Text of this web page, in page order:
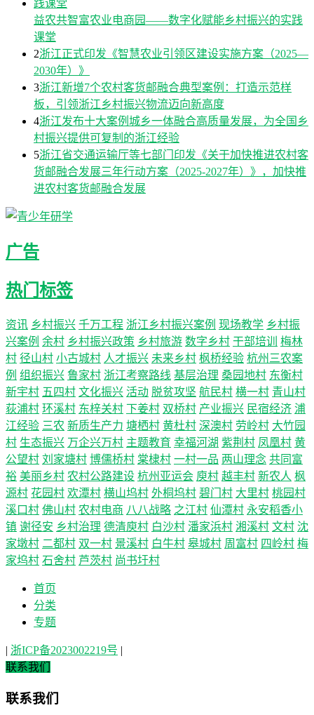
益农共智富农业电商园——数字化赋能乡村振兴的实践
课堂
2浙江正式印发《智慧农业引领区建设实施方案（2025—
2030年）》
3浙江新增7个农村客货邮融合典型案例：打造示范样
板，引领浙江乡村振兴物流迈向新高度
4浙江发布十大案例城乡一体融合高质量发展，为全国乡
村振兴提供可复制的浙江经验
5浙江省交通运输厅等七部门印发《关于加快推进农村客
货邮融合发展三年行动方案（2025-2027年）》，加快推
进农村客货邮融合发展
广告
热门标签
资讯 乡村振兴 千万工程 浙江乡村振兴案例 现场教学 乡村振
兴案例 余村 乡村振兴政策 乡村旅游 数字乡村 干部培训
梅林
村 径山村 小古城村 人才振兴 未来乡村 枫桥经验 杭州三农案
例 组织振兴 鲁家村 浙江考察路线 基层治理 桑园地村 东衡村
新宇村 五四村 文化振兴 活动 脱贫攻坚 航民村 横一村 青山村
荻浦村 环溪村 东梓关村 下姜村 双桥村 产业振兴 民宿经济 浦
江经验 三农 新质生产力 塘栖村 黄杜村 深澳村 劳岭村 大竹园
村 生态振兴 万企兴万村 主题教育 幸福河湖 紫荆村 凤凰村 黄
公望村 刘家塘村 博儒桥村 棠棣村 一村一品 两山理念 共同富
裕 美丽乡村 农村公路建设 杭州亚运会 庾村 越丰村 新农人 枫
源村 花园村 欢潭村 横山坞村 外桐坞村 碧门村 大里村 桃园村
溪口村 佛山村 农村电商 八八战略 之江村 仙潭村 永安稻香小
镇 谢径安 乡村治理 德清庾村 白沙村 潘家浜村 湘溪村 文村 沈
家墩村 二都村 双一村 景溪村 白牛村 皋城村 周富村 四岭村 梅
家坞村 石舍村 芦茨村 尚书圩村
首页
分类
专题
| 浙ICP备2023002219号 |
联系我们
联系我们